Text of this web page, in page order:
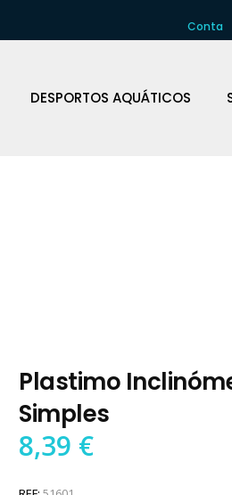
Conta
DESPORTOS AQUÁTICOS
Plastimo
Simples
8,39 €